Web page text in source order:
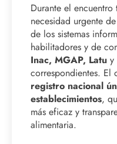
Durante el
necesidad urgente
de los sistemas
habilitadores y de
Inac, MGAP, Latu y
correspondientes. El
registro nacional
establecimientos,
más eficaz y
alimentaria.